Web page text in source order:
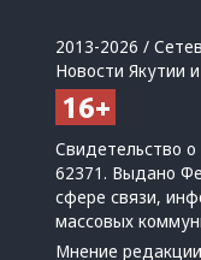
2013-2026 /
Новости Якутии
Свидетельство
62371. Выдано
сфере связи,
массовых
Мнение